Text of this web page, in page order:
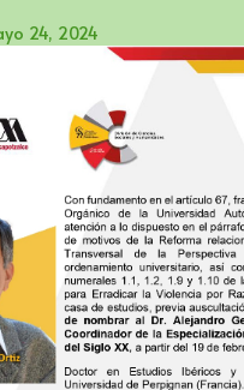
24, 2024